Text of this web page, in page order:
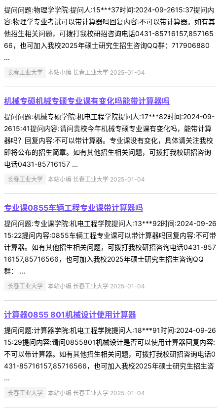
提问问题:物理学学院:提问人:15***37时间:2024-09-2615:37提问内
容:物理学专业考试可以带计算器吗回复内容:不可以带计算器。如有其
他招生相关问题，可拨打我校研招咨询电话0431-85716157,857165
66，也可加入我校2025年硕士研究生招生咨询QQ群：717906880
...
长春工业大学 本站小编 长春工业大学 2025-01-04
机械专硕机械专硕专业课有变化吗能带计算器吗
提问问题:机械专硕学院:机电工程学院提问人:17***82时间:2024-09-
2615:41提问内容:请问贵校今年机械专硕专业课有变化吗，能带计算
器吗？回复内容:不可以带计算器。专业课没有变化，具体请关注我校
即将公布的招生简章。如有其他招生相关问题，可拨打我校研招咨询
电话0431-85716157 ...
长春工业大学 本站小编 长春工业大学 2025-01-04
专业课0855车辆工程专业课带计算器吗
提问问题:专业课学院:机电工程学院提问人:13***92时间:2024-09-26
15:22提问内容:0855车辆工程专业课可以带计算器吗回复内容:不可带
计算器。如有其他招生相关问题，可拨打我校研招咨询电话0431-857
16157,85716566，也可加入我校2025年硕士研究生招生咨询QQ
群： ...
长春工业大学 本站小编 长春工业大学 2025-01-04
计算器0855 801机械设计使用计算器
提问问题:计算器学院:机电工程学院提问人:18***91时间:2024-09-26
15:29提问内容:请问0855801机械设计是否可以使用计算器回复内容:
不可以带计算器。如有其他招生相关问题，可拨打我校研招咨询电话0
431-85716157,85716566，也可加入我校2025年硕士研究生招生咨
...
长春工业大学 本站小编 长春工业大学 2025-01-04